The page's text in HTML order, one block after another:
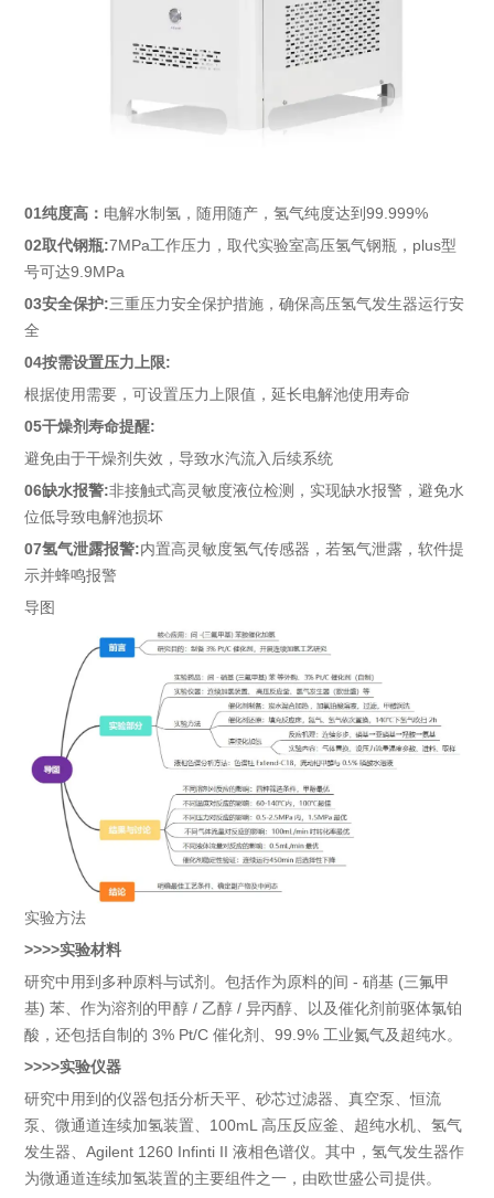
01纯度高： 电解水制氢，随用随产，氢气纯度达到99.999%
02取代钢瓶:7MPa工作压力，取代实验室高压氢气钢瓶，plus型
号可达9.9MPa
03安全保护:三重压力安全保护措施，确保高压氢气发生器运行安
全
04按需设置压力上限:
根据使用需要，可设置压力上限值，延长电解池使用寿命
05干燥剂寿命提醒:
避免由于干燥剂失效，导致水汽流入后续系统
06缺水报警:非接触式高灵敏度液位检测，实现缺水报警，避免水
位低导致电解池损坏
07氢气泄露报警:内置高灵敏度氢气传感器，若氢气泄露，软件提
示并蜂鸣报警
导图
实验方法
>>>>实验材料
研究中用到多种原料与试剂。包括作为原料的间 - 硝基 (三氟甲
基) 苯、作为溶剂的甲醇 / 乙醇 / 异丙醇、以及催化剂前驱体氯铂
酸，还包括自制的 3% Pt/C 催化剂、99.9% 工业氮气及超纯水。
>>>>实验仪器
研究中用到的仪器包括分析天平、砂芯过滤器、真空泵、恒流
泵、微通道连续加氢装置、100mL 高压反应釜、超纯水机、氢气
发生器、Agilent 1260 Infinti II 液相色谱仪。其中，氢气发生器作
为微通道连续加氢装置的主要组件之一，由欧世盛公司提供。